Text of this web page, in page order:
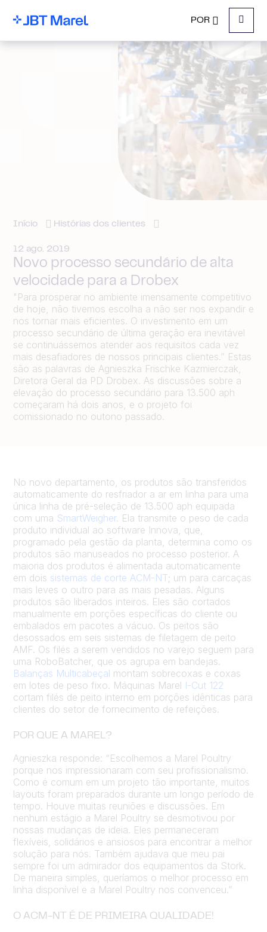
POR
Menu
Início Histórias dos clientes
12 ago. 2019
Novo processo secundário de alta
velocidade para a Drobex
"Para prosperar no ambiente imensamente competitivo
de hoje, não tivemos escolha a não ser nos expandir e
nos tornar mais eficientes. O investimento em um
processo secundário de última geração era inevitável
se continuássemos atender aos requisitos cada vez
mais desafiadores de nossos principais clientes.” Estas
são as palavras de Agnieszka Frischke Kazmierczak,
Diretora Geral da PD Drobex. As discussões sobre a
elevação do processo secundário para 13.500 aph
começaram há dois anos, e o projeto foi
comissionado no outono passado.
No novo departamento, os produtos são transferidos
automaticamente do resfriador a ar em linha para uma
única linha de pré-seleção de 13.500 aph equipada
com uma SmartWeigher. Ela transmite o peso de cada
produto individual ao software Innova, que,
programado pela gestão da planta, determina como os
produtos são manuseados no processo posterior. A
maioria dos produtos é alimentada automaticamente
em dois sistemas de corte ACM-NT; um para carcaças
mais leves o outro para as mais pesadas. Alguns
produtos são liberados inteiros. Eles são cortados
manualmente em porções específicas do cliente ou
embalados em pacotes a vácuo. Os peitos são
desossados em seis sistemas de filetagem de peito
AMF. Os filés a serem vendidos no varejo seguem para
uma RoboBatcher, que os agrupa em bandejas.
Balanças Multicabeçal montam sobrecoxas e coxas
em lotes de peso fixo. Máquinas Marel I-Cut 122
cortam filés de peito interno em porções idênticas para
clientes do setor de fornecimento de refeições.
POR QUE A MAREL?
Agnieszka responde: “Escolhemos a Marel Poultry
porque nos impressionaram com seu profissionalismo.
Como é comum em um projeto tão importante, muitos
layouts foram preparados durante um longo período de
tempo. Houve muitas reuniões e discussões. Em
nenhum estágio a Marel Poultry se desmotivou por
nossas mudanças de ideia. Eles permaneceram
flexíveis, solidários e ansiosos para encontrar a melhor
solução para nós. Também ajudava que meu pai
sempre foi um admirador dos equipamentos da Stork.
De maneira simples, queríamos o melhor processo em
linha disponível e a Marel Poultry nos convenceu.”
O ACM-NT É DE PRIMEIRA QUALIDADE!